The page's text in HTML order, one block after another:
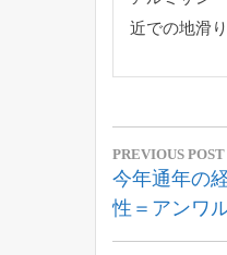
近での地滑
投
稿
ナ
PREVIOUS POST
Previous
Post:
今年通年の
性＝アンワ